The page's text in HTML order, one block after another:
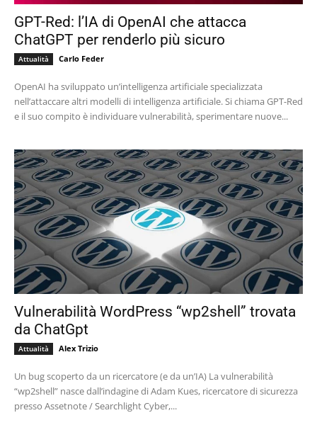
GPT-Red: l’IA di OpenAI che attacca
ChatGPT per renderlo più sicuro
Attualità Carlo Feder
OpenAI ha sviluppato un’intelligenza artificiale specializzata
nell’attaccare altri modelli di intelligenza artificiale. Si chiama GPT-Red
e il suo compito è individuare vulnerabilità, sperimentare nuove...
Vulnerabilità WordPress “wp2shell” trovata
da ChatGpt
Attualità Alex Trizio
Un bug scoperto da un ricercatore (e da un’IA) La vulnerabilità
“wp2shell” nasce dall’indagine di Adam Kues, ricercatore di sicurezza
presso Assetnote / Searchlight Cyber,...